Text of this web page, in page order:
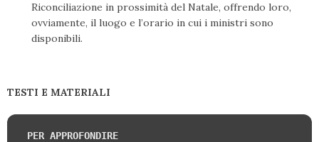
Riconciliazione in prossimità del Natale, offrendo loro,
ovviamente, il luogo e l’orario in cui i ministri sono
disponibili.
TESTI E MATERIALI
PER APPROFONDIRE